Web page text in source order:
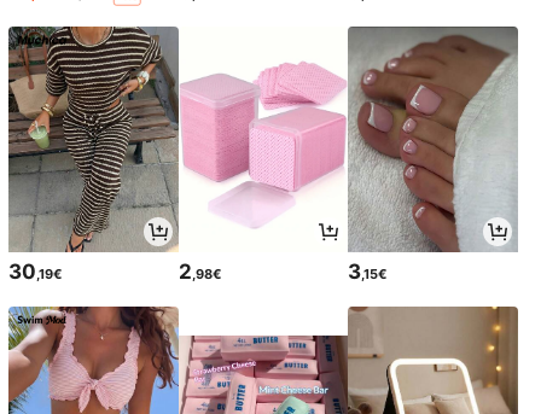
30,19€ 2,98€ 3,15€